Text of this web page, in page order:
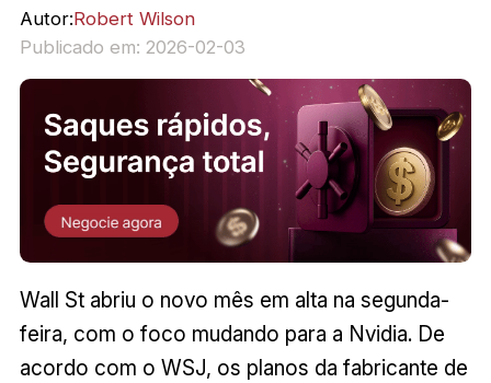
Autor:Robert Wilson
Publicado em: 2026-02-03
Wall St abriu o novo mês em alta na segunda-
feira, com o foco mudando para a Nvidia. De
acordo com o WSJ, os planos da fabricante de